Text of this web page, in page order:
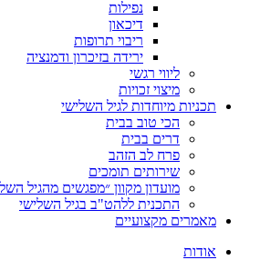
ריבוי תרופות
ירידה בזיכרון ודמנציה
מיצוי זכויות
מיוחדות לגיל השלישי
הכי טוב בבית
דרים בבית
פרח לב הזהב
שירותים תומכים
מועדון מקוון ״מפגשים מהגיל השלישי״
התכנית ללהט"ב בגיל השלישי
מקצועיים